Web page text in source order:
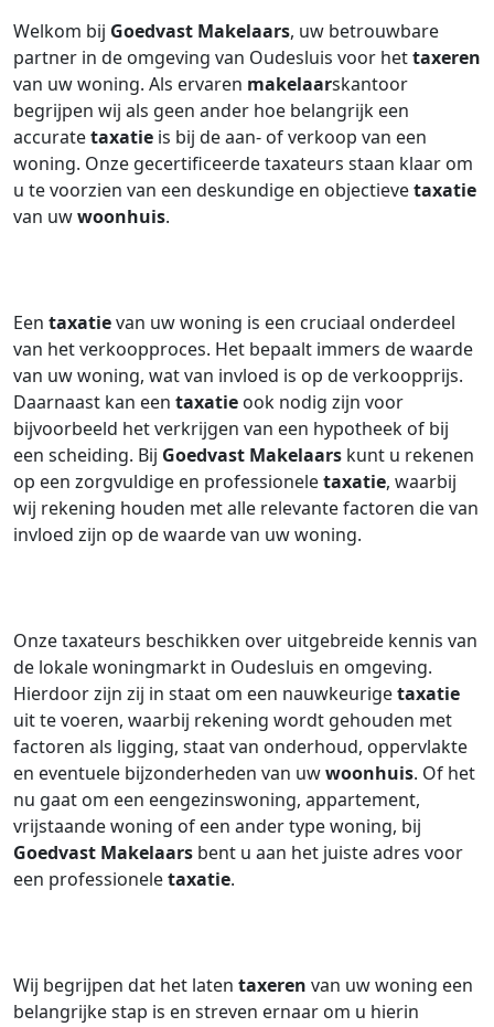
Welkom bij Goedvast Makelaars, uw betrouwbare
partner in de omgeving van Oudesluis voor hettaxeren
van uw woning. Als ervaren makelaarskantoor
begrijpen wij als geen ander hoe belangrijk een
accuratetaxatie is bij de aan- of verkoop van een
woning. Onze gecertificeerde taxateurs staan klaar om
u te voorzien van een deskundige en objectievetaxatie
van uwwoonhuis.
Een taxatievan uw woning is een cruciaal onderdeel
van het verkoopproces. Het bepaalt immers de waarde
van uw woning, wat van invloed is op de verkoopprijs.
Daarnaast kan een taxatie ook nodig zijn voor
bijvoorbeeld het verkrijgen van een hypotheek of bij
een scheiding. Bij Goedvast Makelaars kunt u rekenen
op een zorgvuldige en professioneletaxatie, waarbij
wij rekening houden met alle relevante factoren die van
invloed zijn op de waarde van uw woning.
Onze taxateurs beschikken over uitgebreide kennis van
de lokale woningmarkt in Oudesluis en omgeving.
Hierdoor zijn zij in staat om een nauwkeurigetaxatie
uit te voeren, waarbij rekening wordt gehouden met
factoren als ligging, staat van onderhoud, oppervlakte
en eventuele bijzonderheden van uwwoonhuis. Of het
nu gaat om een eengezinswoning, appartement,
vrijstaande woning of een ander type woning, bij
Goedvast Makelaars bent u aan het juiste adres voor
een professioneletaxatie.
Wij begrijpen dat het laten taxeren van uw woning een
belangrijke stap is en streven ernaar om u hierin